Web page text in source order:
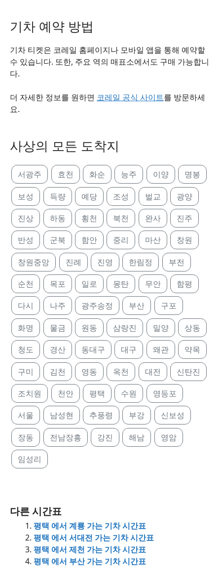
기차 예약 방법
기차 티켓은 코레일 홈페이지나 모바일 앱을 통해 예약할
수 있습니다. 또한, 주요 역의 매표소에서도 구매 가능합니
다.
더 자세한 정보를 원하면 코레일 공식 사이트를 방문하세
요.
사상의 모든 도착지
서광주 효천 화순 능주 이양 명봉
보성 득량 예당 조성 벌교 광양
진상 하동 횡천 북천 완사 진주
반성 군북 함안 중리 마산 창원
창원중앙 진례 진영 한림정 부전
순천 목포 일로 몽탄 무안 함평
다시 나주 광주송정 부산 구포
화명 물금 원동 삼랑진 밀양 상동
청도 경산 동대구 대구 왜관 약목
구미 김천 영동 옥천 대전 신탄진
조치원 천안 평택 수원 영등포
서울 남성현 추풍령 부강 신보성
장동 전남장흥 강진 해남 영암
임성리
다른 시간표
평택 에서 계룡 가는 기차 시간표
평택 에서 서대전 가는 기차 시간표
평택 에서 제천 가는 기차 시간표
평택 에서 부산 가는 기차 시간표